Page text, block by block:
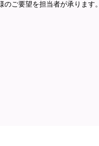
のご要望を担当者が承ります。